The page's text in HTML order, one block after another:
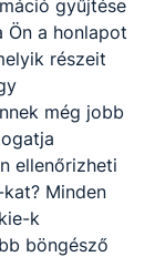
mind
gyűjtése
Ön a honlapot
részeit
még jobb
ellenőrizheti
Minden
k
böngésző